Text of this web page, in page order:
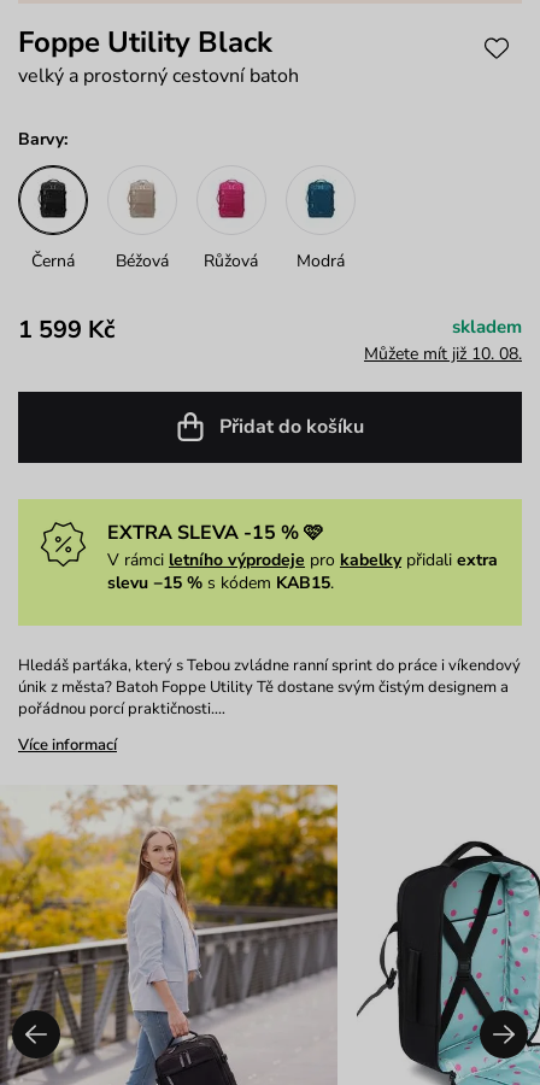
Foppe Utility Black
velký a prostorný cestovní batoh
Barvy:
Černá Béžová Růžová Modrá
1 599 Kč skladem
Můžete mít již 10. 08.
Přidat do košíku
EXTRA SLEVA -15 % 🩷
V rámci letního výprodeje pro kabelkypřidali extra
slevu −15 % s kódem KAB15.
Hledáš parťáka, který s Tebou zvládne ranní sprint do práce i víkendový
únik z města? Batoh Foppe Utility Tě dostane svým čistým designem a
pořádnou porcí praktičnosti.…
Více informací